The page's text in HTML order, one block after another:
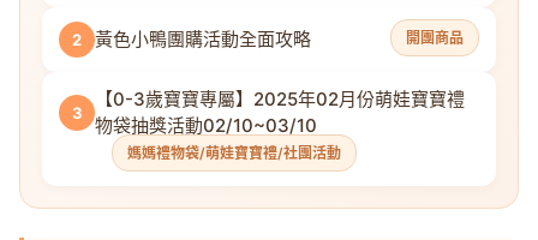
2 黃色小鴨團購活動全面攻略 開團商品
3
【0-3歲寶寶專屬】2025年02月份萌娃寶寶禮
物袋抽獎活動02/10~03/10
媽媽禮物袋/萌娃寶寶禮/社團活動